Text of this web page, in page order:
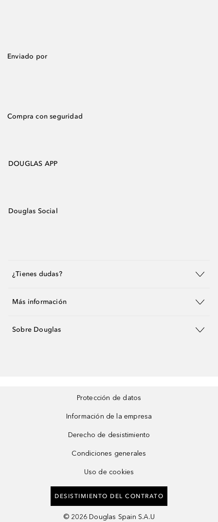
Enviado por
Compra con seguridad
DOUGLAS APP
Douglas Social
¿Tienes dudas?
Más información
Sobre Douglas
Protección de datos
Información de la empresa
Derecho de desistimiento
Condiciones generales
Uso de cookies
DESISTIMIENTO DEL CONTRATO
© 2026 Douglas Spain S.A.U